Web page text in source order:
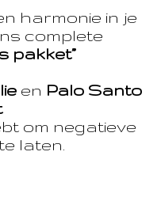
harmonie in je
complete
pakket”
en Palo Santo
om negatieve
laten.